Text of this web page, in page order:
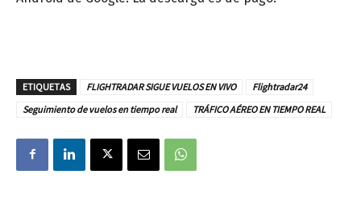
ETIQUETAS FLIGHTRADAR SIGUE VUELOS EN VIVO
Flightradar24
Seguimiento de vuelos en tiempo real
TRÁFICO AÉREO EN TIEMPO REAL